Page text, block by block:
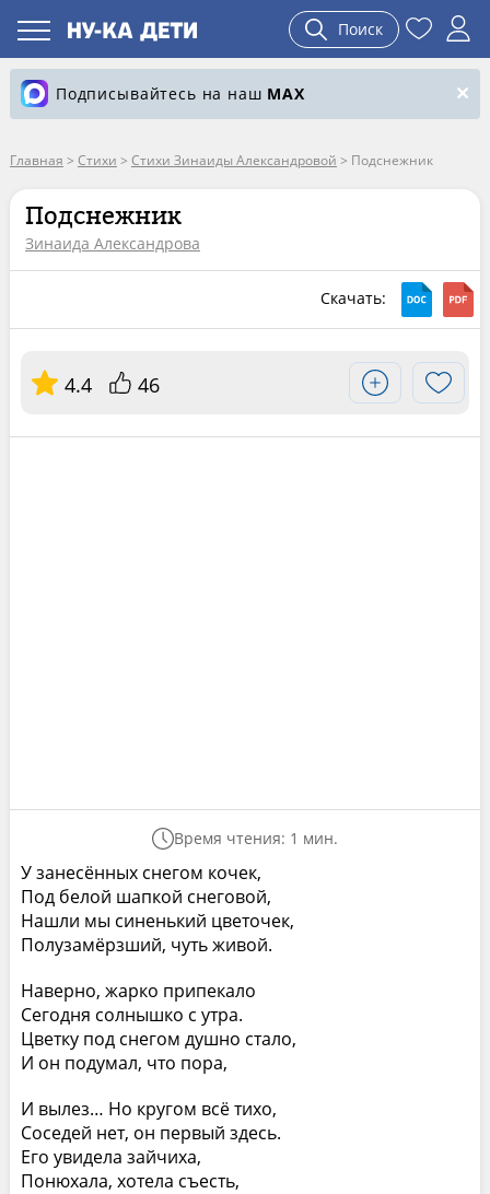
Поиск
Подписывайтесь на наш MAX
Главная > Стихи > Стихи Зинаиды Александровой > Подснежник
Подснежник
Зинаида Александрова
Скачать:
4.4 46
Время чтения: 1 мин.
У занесённых снегом кочек,
Под белой шапкой снеговой,
Нашли мы синенький цветочек,
Полузамёрзший, чуть живой.
Наверно, жарко припекало
Сегодня солнышко с утра.
Цветку под снегом душно стало,
И он подумал, что пора,
И вылез… Но кругом всё тихо,
Соседей нет, он первый здесь.
Его увидела зайчиха,
Понюхала, хотела съесть,